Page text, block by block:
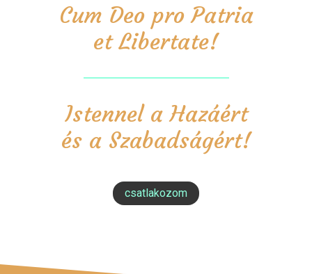
Cum Deo pro Patria
et Libertate!
Istennel a Hazáért
és a Szabadságért!
csatlakozom